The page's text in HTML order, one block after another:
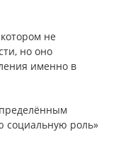
не
но оно
именно в
социальную роль»